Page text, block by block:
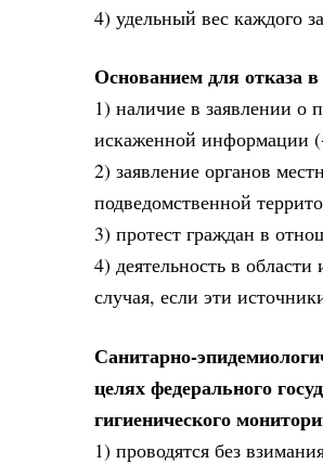
4) удельный вес каждого
Основанием для отказа
1) наличие в заявлении о
искаженной информации
2) заявление органов
подведомственной
3) протест граждан в
4) деятельность в
случая, если эти
Санитарно-
целях федерального
гигиенического
1) проводятся без